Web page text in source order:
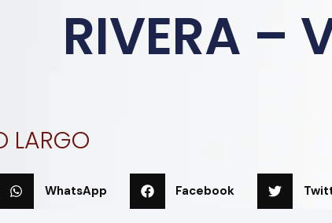
RIVERA –
LARGO
WhatsApp Facebook